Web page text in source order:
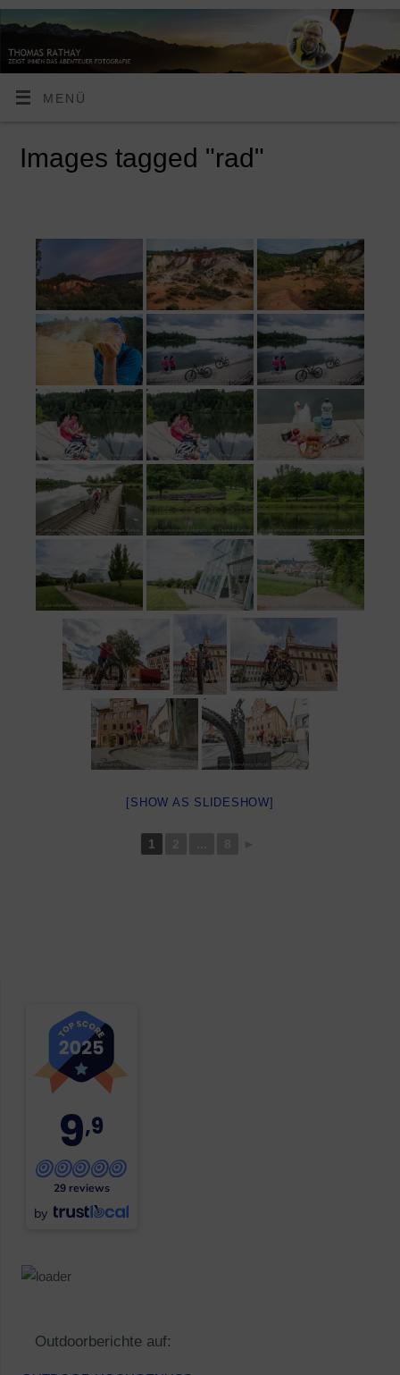
MENÜ
Images tagged "rad"
[SHOW AS SLIDESHOW]
1
9,9
29 reviews
by
Outdoorberichte auf: